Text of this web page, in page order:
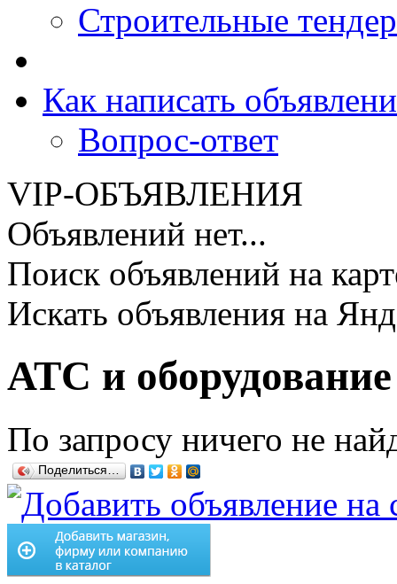
Строительные
Как написать
Вопрос-ответ
VIP-ОБЪЯВЛЕНИЯ
Объявлений нет...
Поиск объявлений на
Искать объявления на
АТС и
По запросу ничего не
Поделиться…